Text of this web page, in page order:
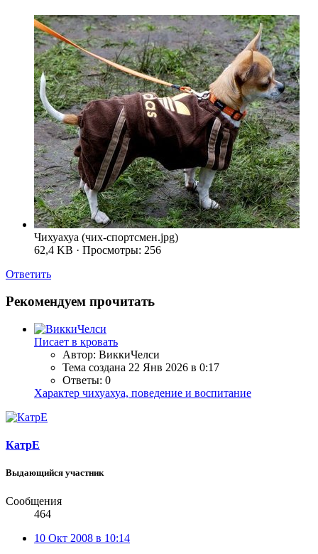
Чихуахуа (чих-спортсмен.jpg)
62,4 KB · Просмотры: 256
Ответить
Рекомендуем прочитать
Писает в кровать
Автор: ВиккиЧелси
Тема создана 22 Янв 2026 в 0:17
Ответы: 0
Характер чихуахуа, поведение и воспитание
КатрЕ
Выдающийся участник
Сообщения
464
10 Окт 2008 в 10:14